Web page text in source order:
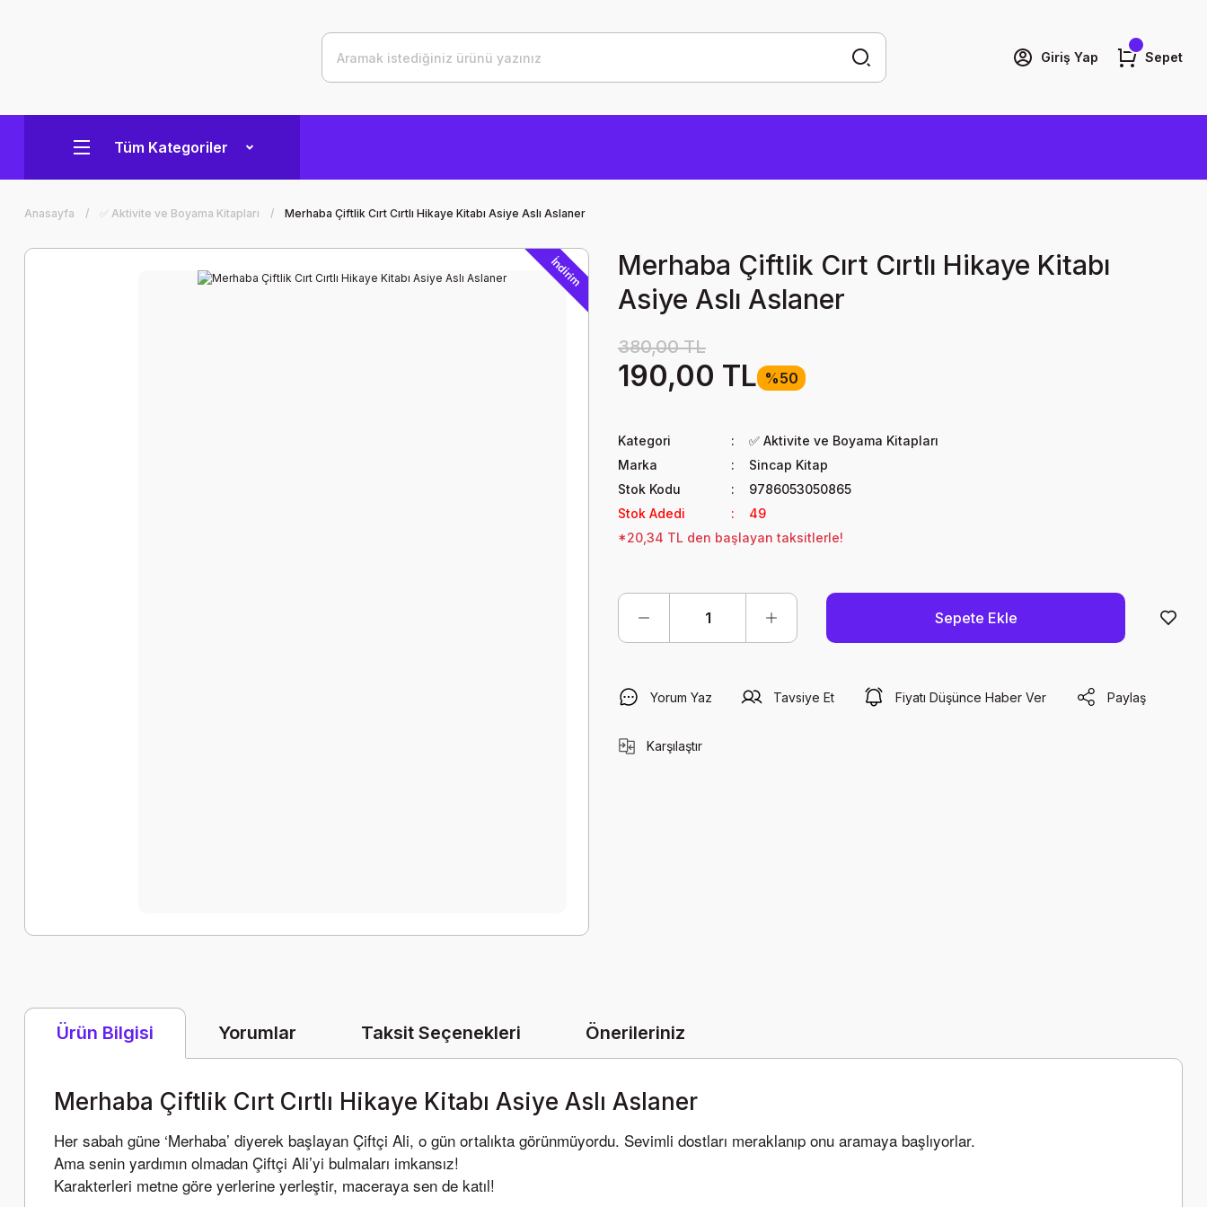
Giriş Yap Sepet
Tüm Kategoriler
Anasayfa ✅ Aktivite ve Boyama Kitapları Merhaba Çiftlik Cırt Cırtlı Hikaye Kitabı Asiye Aslı Aslaner
İndirim
Merhaba Çiftlik Cırt Cırtlı Hikaye Kitabı
Asiye Aslı Aslaner
380,00 TL
190,00 TL %50
Kategori
✅ Aktivite ve Boyama Kitapları
Marka
Sincap Kitap
Stok Kodu
9786053050865
Stok Adedi
49
*20,34 TL den başlayan taksitlerle!
Sepete Ekle
Yorum Yaz Tavsiye Et Fiyatı Düşünce Haber Ver Paylaş
Karşılaştır
Ürün Bilgisi Yorumlar Taksit Seçenekleri Önerileriniz
Merhaba Çiftlik Cırt Cırtlı Hikaye Kitabı Asiye Aslı Aslaner
Her sabah güne ‘Merhaba’ diyerek başlayan Çiftçi Ali, o gün ortalıkta görünmüyordu. Sevimli dostları meraklanıp onu aramaya başlıyorlar.
Ama senin yardımın olmadan Çiftçi Ali’yi bulmaları imkansız!
Karakterleri metne göre yerlerine yerleştir, maceraya sen de katıl!